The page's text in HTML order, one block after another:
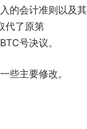
的会计准则以及其
代了原第
号决议。
些主要修改。